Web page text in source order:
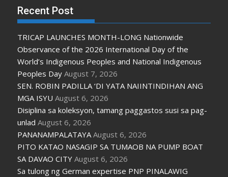
Recent Post
TRICAP LAUNCHES MONTH-LONG Nationwide
Observance of the 2026 International Day of the
World’s Indigenous Peoples and National Indigenous
Peoples Day August 7, 2026
SEN. ROBIN PADILLA ‘DI YATA NAIINTINDIHAN ANG
MGA ISYU August 6, 2026
Disiplina sa koleksyon, tamang paggastos susi sa pag-
unlad August 6, 2026
PANANAMPALATAYA August 6, 2026
PITO KATAO NASAGIP SA TUMAOB NA PUMP BOAT
SA DAVAO CITY August 6, 2026
Sa tulong ng German expertise PNP PINALAWIG